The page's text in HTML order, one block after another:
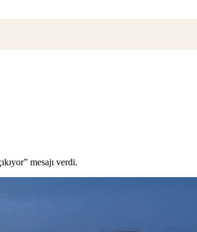
mesajı verdi.